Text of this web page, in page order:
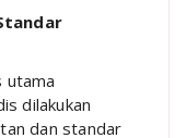
utama
dilakukan
dan standar